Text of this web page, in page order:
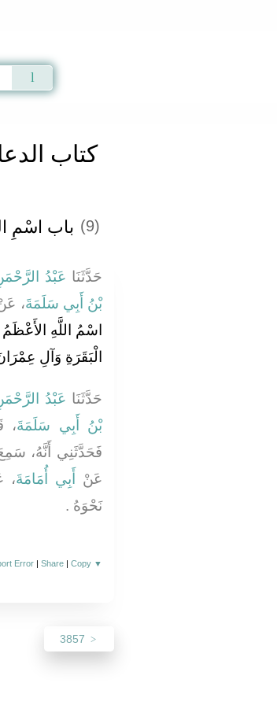
كتاب
(9) باب اسْمِ
حَدَّثَنَا عَبْدُ
بْنُ أَبِي سَلَمَةَ،
اسْمُ اللَّهِ
الْبَقَرَةِ وَآلِ
حَدَّثَنَا عَبْدُ
بْنُ أَبِي سَلَمَةَ،
فَحَدَّثَنِي أَنَّهُ،
عَنْ
أَبِي أُمَامَةَ،
نَحْوَهُ ‏.‏
Error |Share |Copy ▼
3857